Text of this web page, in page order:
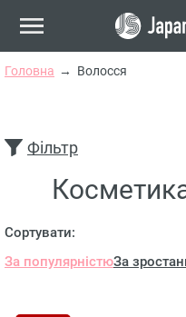
Головна Волосся
Фільтр
Сортувати:
За популярністюЗа